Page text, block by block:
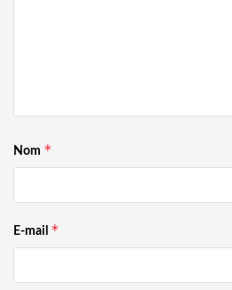
Nom *
E-mail *